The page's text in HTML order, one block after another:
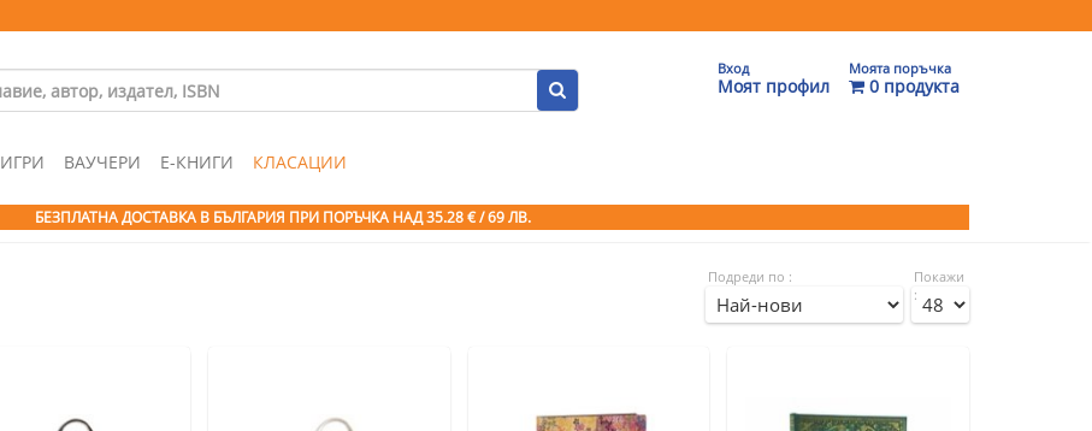
Вход
Моят профил
Моята поръчка
0 продукта
ИГРИ ВАУЧЕРИ Е-КНИГИ КЛАСАЦИИ
БЕЗПЛАТНА ДОСТАВКА В БЪЛГАРИЯ ПРИ ПОРЪЧКА НАД 35.28 € / 69 ЛВ.
Подреди по :
Покажи
: